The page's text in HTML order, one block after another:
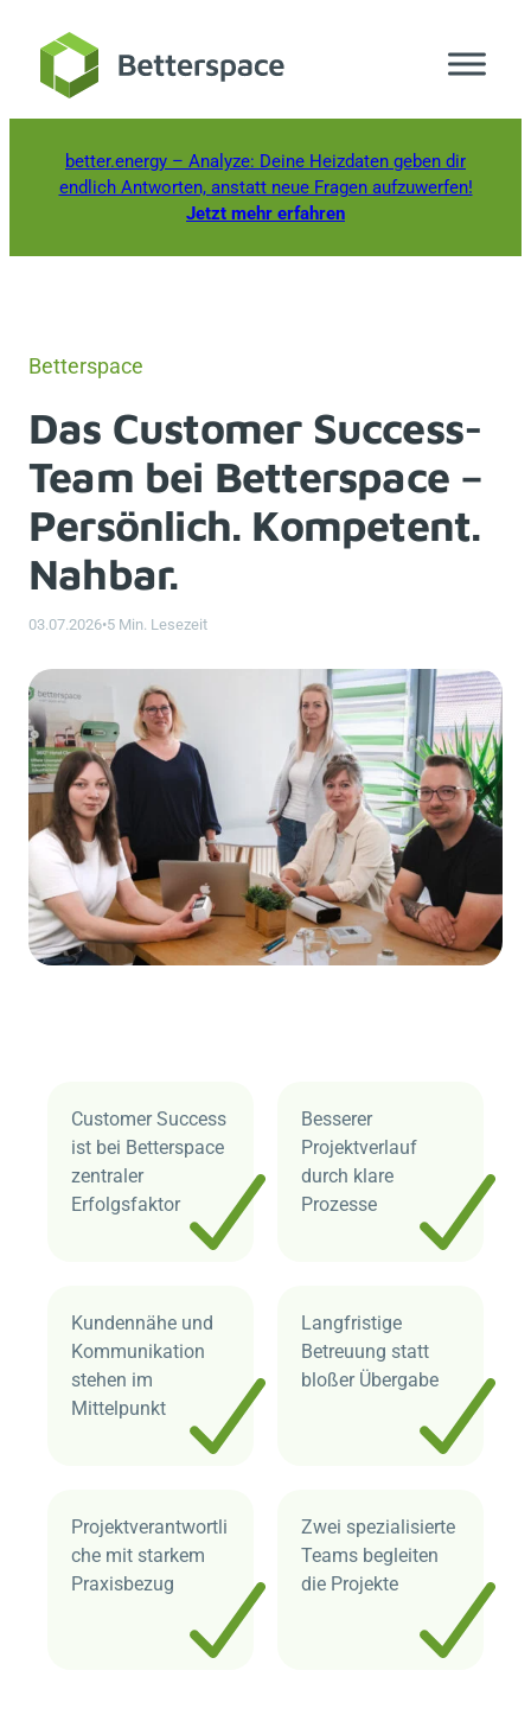
Inhalt
springen
better.energy – Analyze: Deine Heizdaten geben dir
endlich Antworten, anstatt neue Fragen aufzuwerfen!
Jetzt mehr erfahren
Betterspace
Das Customer Success-
Team bei Betterspace –
Persönlich. Kompetent.
Nahbar.
03.07.2026•5 Min. Lesezeit
Customer Success
ist bei Betterspace
zentraler
Erfolgsfaktor
Besserer
Projektverlauf
durch klare
Prozesse
Kundennähe und
Kommunikation
stehen im
Mittelpunkt
Langfristige
Betreuung statt
bloßer Übergabe
Projektverantwortli
che mit starkem
Praxisbezug
Zwei spezialisierte
Teams begleiten
die Projekte